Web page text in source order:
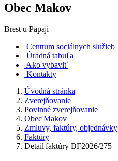
Obec Makov
Brest u Papaji
Centrum sociálnych služieb
Úradná tabuľa
Ako vybaviť
Kontakty
Úvodná stránka
Zverejňovanie
Povinné zverejňovanie
Obec Makov
Zmluvy, faktúry, objednávky
Faktúry
Detail faktúry DF2026/275